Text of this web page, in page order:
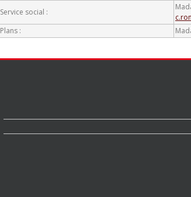
Service social :
Plans :